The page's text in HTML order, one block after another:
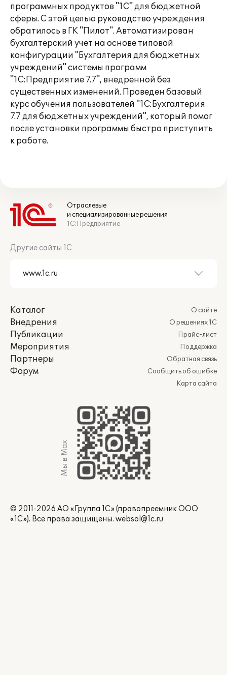
программных продуктов "1С" для бюджетной
сферы. С этой целью руководство учреждения
обратилось в ГК "Пилот". Автоматизирован
бухгалтерский учет на основе типовой
конфигурации "Бухгалтерия для бюджетных
учреждений" системы программ
"1С:Предприятие 7.7", внедренной без
существенных изменений. Проведен базовый
курс обучения пользователей "1С:Бухгалтерия
7.7 для бюджетных учреждений", который помог
после установки программы быстро приступить
к работе.
Отраслевые
и специализированные решения
1С:Предприятие
Другие сайты 1С
Каталог
Внедрения
Публикации
Мероприятия
Партнеры
Форум
О сайте
О решениях 1С
Прайс-лист
Поддержка
Обратная связь
Сообщить об ошибке
Карта сайта
Мы в Max
© 2011-2026 АО «Группа 1С» (правопреемник ООО
«1С»). Все права защищены. websol@1c.ru